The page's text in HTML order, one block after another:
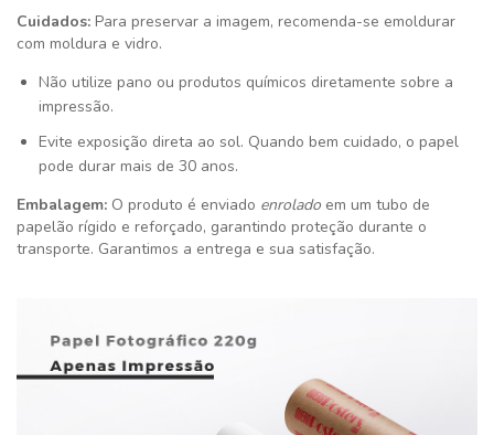
Cuidados: Para preservar a imagem, recomenda-se emoldurar
com moldura e vidro.
Não utilize pano ou produtos químicos diretamente sobre a
impressão.
Evite exposição direta ao sol. Quando bem cuidado, o papel
pode durar mais de 30 anos.
Embalagem: O produto é enviado enrolado em um tubo de
papelão rígido e reforçado, garantindo proteção durante o
transporte. Garantimos a entrega e sua satisfação.